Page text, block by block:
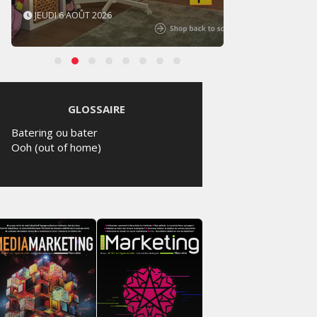
JEUDI 6 AOÛT 2026
GLOSSAIRE
Batering ou bater
Ooh (out of home)